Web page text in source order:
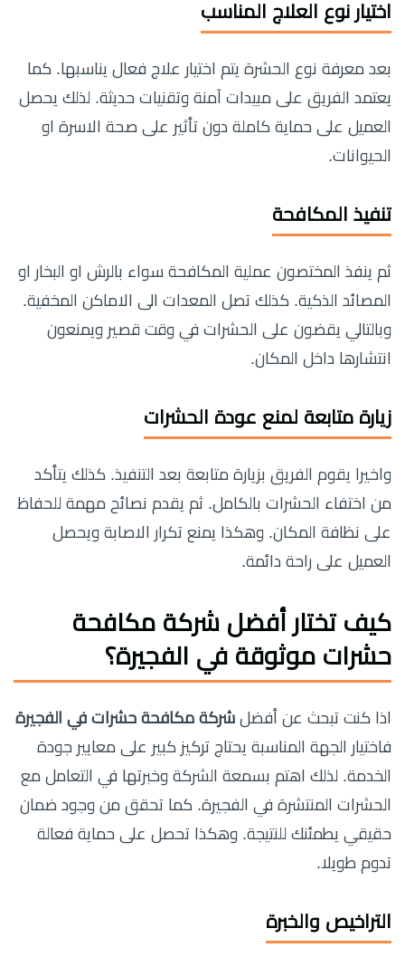
اختيار نوع العلاج المناسب
بعد معرفة نوع الحشرة يتم اختيار علاج فعال يناسبها. كما
يعتمد الفريق على مبيدات آمنة وتقنيات حديثة. لذلك يحصل
العميل على حماية كاملة دون تأثير على صحة الاسرة او
الحيوانات.
تنفيذ المكافحة
ثم ينفذ المختصون عملية المكافحة سواء بالرش او البخار او
المصائد الذكية. كذلك تصل المعدات الى الاماكن المخفية.
وبالتالي يقضون على الحشرات في وقت قصير ويمنعون
انتشارها داخل المكان.
زيارة متابعة لمنع عودة الحشرات
واخيرا يقوم الفريق بزيارة متابعة بعد التنفيذ. كذلك يتأكد
من اختفاء الحشرات بالكامل. ثم يقدم نصائح مهمة للحفاظ
على نظافة المكان. وهكذا يمنع تكرار الاصابة ويحصل
العميل على راحة دائمة.
كيف تختار أفضل شركة مكافحة
حشرات موثوقة في الفجيرة؟
اذا كنت تبحث عن أفضل شركة مكافحة حشرات في الفجيرة
فاختيار الجهة المناسبة يحتاج تركيز كبير على معايير جودة
الخدمة. لذلك اهتم بسمعة الشركة وخبرتها في التعامل مع
الحشرات المنتشرة في الفجيرة. كما تحقق من وجود ضمان
حقيقي يطمئنك للنتيجة. وهكذا تحصل على حماية فعالة
تدوم طويلا.
التراخيص والخبرة